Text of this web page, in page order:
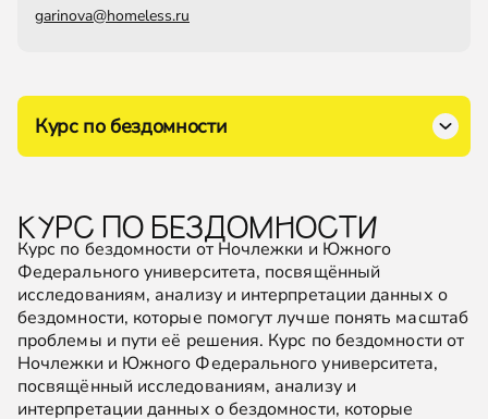
garinova@homeless.ru
Курс по бездомности
КУРС ПО БЕЗДОМНОСТИ
Курс по бездомности от Ночлежки и Южного
Федерального университета, посвящённый
исследованиям, анализу и интерпретации данных о
бездомности, которые помогут лучше понять масштаб
проблемы и пути её решения. Курс по бездомности от
Ночлежки и Южного Федерального университета,
посвящённый исследованиям, анализу и
интерпретации данных о бездомности, которые